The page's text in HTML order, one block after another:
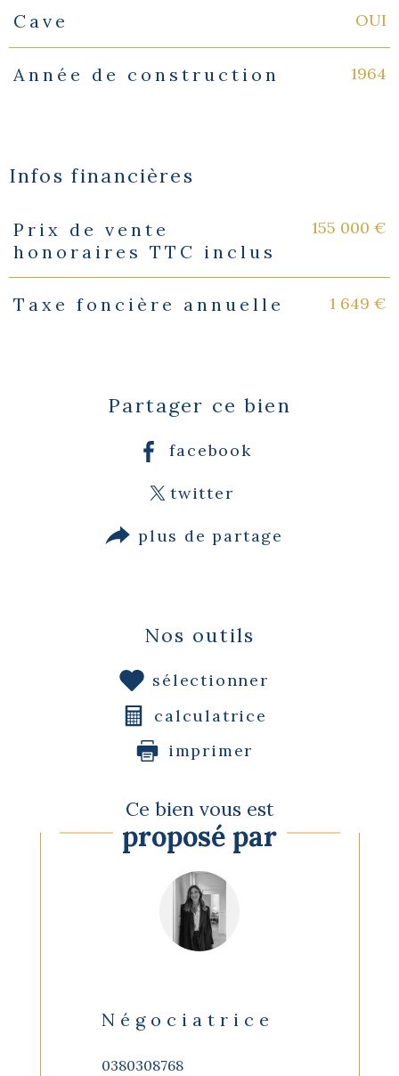
Cave OUI
Année de construction 1964
Infos financières
Caractéristiques Valeurs
Prix de vente
honoraires TTC inclus
155 000 €
Taxe foncière annuelle 1 649 €
Partager ce bien
facebook
twitter
plus de partage
Nos outils
sélectionner
calculatrice
imprimer
Ce bien vous est
proposé par
Négociatrice
0380308768